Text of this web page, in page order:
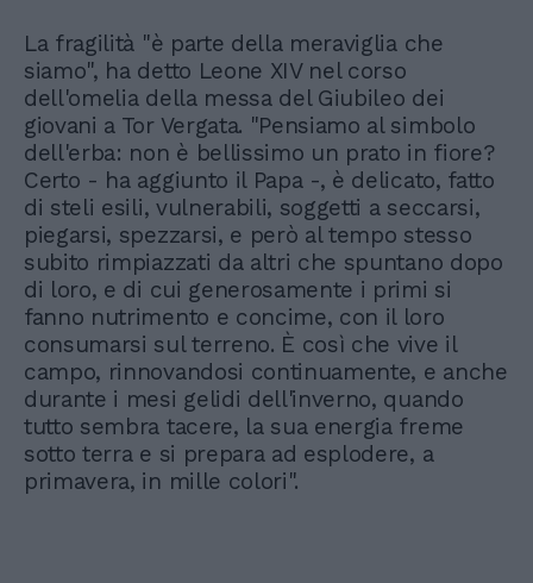
La fragilità "è parte della meraviglia che
siamo", ha detto Leone XIV nel corso
dell'omelia della messa del Giubileo dei
giovani a Tor Vergata. "Pensiamo al simbolo
dell'erba: non è bellissimo un prato in fiore?
Certo - ha aggiunto il Papa -, è delicato, fatto
di steli esili, vulnerabili, soggetti a seccarsi,
piegarsi, spezzarsi, e però al tempo stesso
subito rimpiazzati da altri che spuntano dopo
di loro, e di cui generosamente i primi si
fanno nutrimento e concime, con il loro
consumarsi sul terreno. È così che vive il
campo, rinnovandosi continuamente, e anche
durante i mesi gelidi dell'inverno, quando
tutto sembra tacere, la sua energia freme
sotto terra e si prepara ad esplodere, a
primavera, in mille colori".